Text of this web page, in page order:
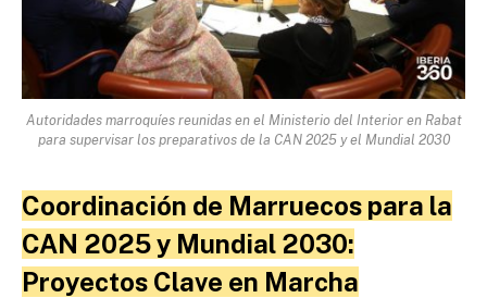
Autoridades marroquíes reunidas en el Ministerio del Interior en Rabat
para supervisar los preparativos de la CAN 2025 y el Mundial 2030
Coordinación de Marruecos para la
CAN 2025 y Mundial 2030:
Proyectos Clave en Marcha